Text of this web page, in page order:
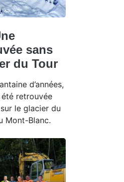
sans
du Tour
d’années,
retrouvée
le glacier du
Mont-Blanc.